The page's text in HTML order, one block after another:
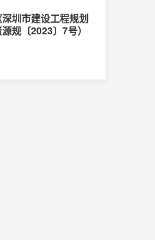
圳市建设工程规划
规〔2023〕7号）